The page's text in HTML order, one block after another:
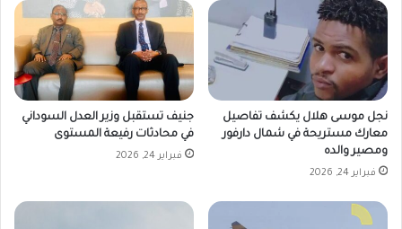
نجل موسى هلال يكشف تفاصيل
معارك مستريحة في شمال دارفور
ومصير والده
فبراير 24, 2026
جنيف تستقبل وزير العدل السوداني
في محادثات رفيعة المستوى
فبراير 24, 2026